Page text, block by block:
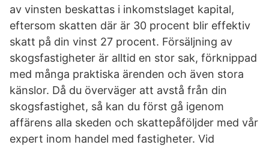
av vinsten beskattas i inkomstslaget kapital,
eftersom skatten där är 30 procent blir effektiv
skatt på din vinst 27 procent. Försäljning av
skogsfastigheter är alltid en stor sak, förknippad
med många praktiska ärenden och även stora
känslor. Då du överväger att avstå från din
skogsfastighet, så kan du först gå igenom
affärens alla skeden och skattepåföljder med vår
expert inom handel med fastigheter. Vid